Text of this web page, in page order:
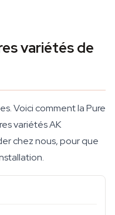
variétés de
Voici comment la Pure
variétés AK
chez nous, pour que